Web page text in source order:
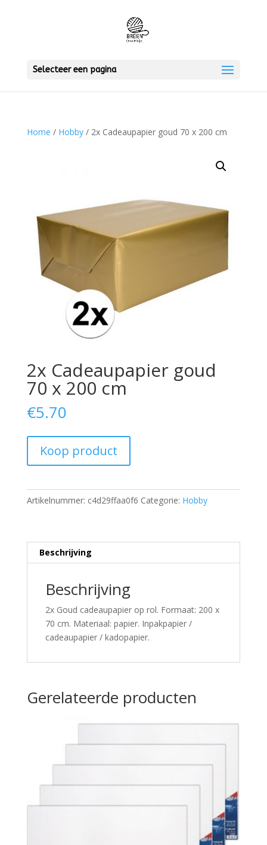
Selecteer een pagina
Home / Hobby/ 2x Cadeaupapier goud 70 x 200 cm
2x Cadeaupapier goud
70 x 200 cm
€5.70
Koop product
Artikelnummer: c4d29ffaa0f6 Categorie: Hobby
Beschrijving
Beschrijving
2x Goud cadeaupapier op rol. Formaat: 200 x
70 cm. Materiaal: papier. Inpakpapier /
cadeaupapier / kadopapier.
Gerelateerde producten